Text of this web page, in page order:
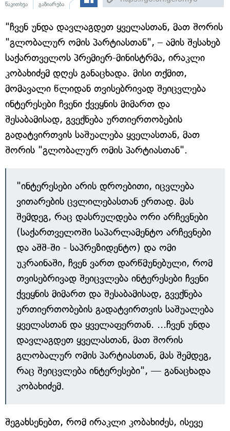
წაკითხვა გაზიარება
"ჩვენ უნდა დავლაგდეთ ყველასთან, მათ შორის
"გლობალურ ომის პარტიასთან", – ამის შესახებ
საქართველოს პრემიერ-მინისტრმა, ირაკლი
კობახიძემ დღეს განაცხადა. მისი თქმით,
მომავალი წლიდან თვისებრივად შეიცვლება
ინტერესები ჩვენი ქვეყნის მიმართ და
შესაბამისად, გვექნება ურთიერთობების
გადატვირთვის საშუალება ყველასთან, მათ
შორის "გლობალურ ომის პარტიასთან".
"ინტერესები არის დროებითი, იცვლება
ვითარების ცვლილებასთან ერთად. მას
შემდეგ, რაც დასრულდება ორი არჩევნები
(საქართველოში საპარლამენტო არჩევნები
და აშშ-ში - საპრეზიდენტო) და ომი
უკრაინაში, ჩვენ ვართ დარწმუნებული, რომ
თვისებრივად შეიცვლება ინტერესები ჩვენი
ქვეყნის მიმართ და შესაბამისად, გვექნება
ურთიერთობების გადატვირთვის საშუალება
ყველასთან და ყველაფერთან. ...ჩვენ უნდა
დავლაგდეთ ყველასთან, მათ შორის
გლობალურ ომის პარტიასთან, მას შემდეგ,
რაც შეიცვლება ინტერესები", — განაცხადა
კობახიძემ.
შეგახსენებთ, რომ ირაკლი კობახიძეს, ისევე